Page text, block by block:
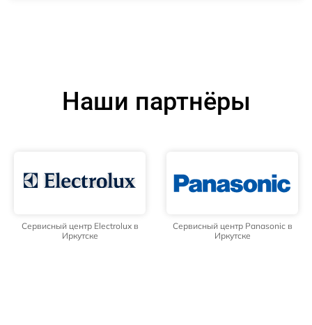
Наши партнёры
Сервисный центр Electrolux в
Иркутске
Сервисный центр Panasonic в
Иркутске